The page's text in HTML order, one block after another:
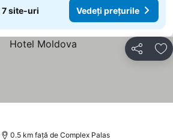
7 site-uri Vedeți prețurile
Distribuiți
0.5 km faţă de Complex Palas